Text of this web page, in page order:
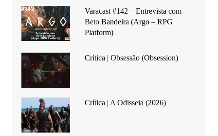
Varacast #142 – Entrevista com
Beto Bandeira (Argo – RPG
Platform)
Crítica | Obsessão (Obsession)
Crítica | A Odisseia (2026)